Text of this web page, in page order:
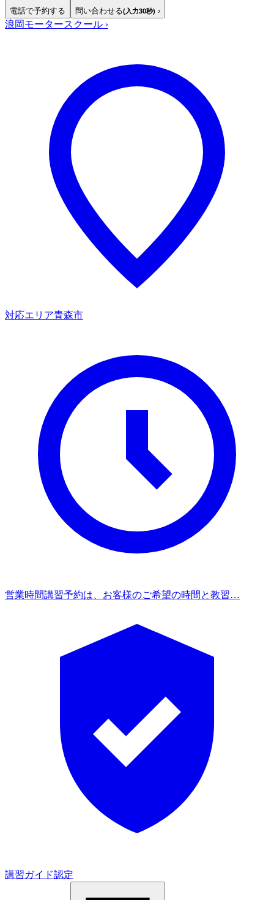
電話で予約する 問い合わせる(入力30秒) ›
浪岡モータースクール ›
対応エリア青森市
営業時間講習予約は、お客様のご希望の時間と教習…
講習ガイド認定